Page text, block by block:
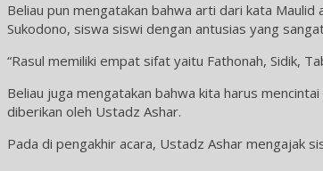
Beliau pun mengatakan bahwa arti dari kata
Sukodono, siswa siswi dengan antusias yang
“Rasul memiliki empat sifat yaitu Fathonah, Sidik,
Beliau juga mengatakan bahwa kita harus
diberikan oleh Ustadz Ashar.
Pada di pengakhir acara, Ustadz Ashar mengajak